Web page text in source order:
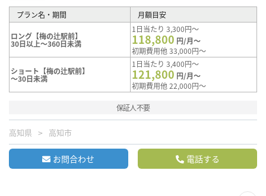
プラン名・期間 月額目安
ロング【梅の辻駅前】
30日以上～360日未満
1日当たり 3,300円～
118,800 円/月～
初期費用他 33,000円～
ショート【梅の辻駅前】
～30日未満
1日当たり 3,400円～
121,800 円/月～
初期費用他 22,000円～
保証人不要
高知県 高知市
お問合わせ 電話する